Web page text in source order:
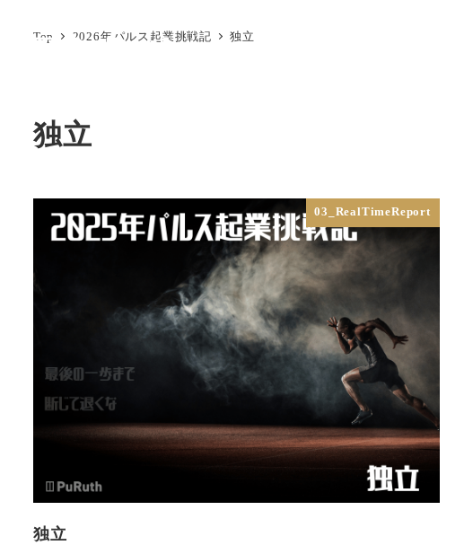
Top 2026年パルス起業挑戦記 独立
独立
03_RealTimeReport
独立